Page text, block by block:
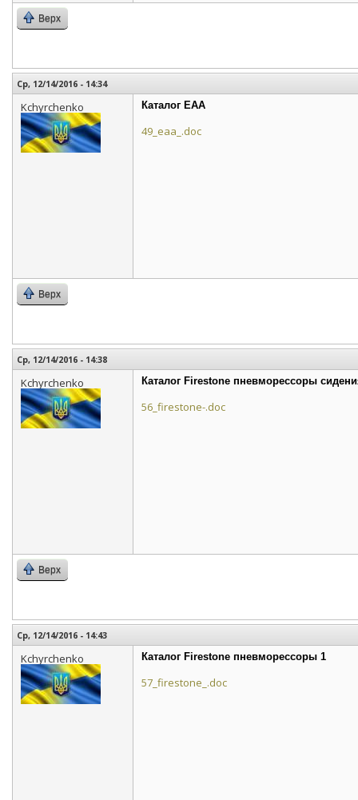
Верх
Ср, 12/14/2016 - 14:34
Kchyrchenko Каталог EAA
49_eaa_.doc
Верх
Ср, 12/14/2016 - 14:38
Kchyrchenko Каталог Firestone пневморессоры
56_firestone-.doc
Верх
Ср, 12/14/2016 - 14:43
Kchyrchenko Каталог Firestone пневморессоры 1
57_firestone_.doc